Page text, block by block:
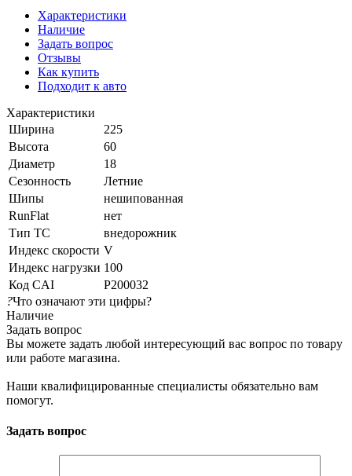
Характеристики
Наличие
Задать вопрос
Отзывы
Как купить
Подходит к авто
Характеристики
Ширина
225
Высота
60
Диаметр
18
Сезонность
Летние
Шипы
нешипованная
RunFlat
нет
Тип ТС
внедорожник
Индекс скорости V
Индекс нагрузки 100
Код CAI
P200032
?Что означают эти цифры?
Наличие
Задать вопрос
Вы можете задать любой интересующий вас вопрос по товару
или работе магазина.
Наши квалифицированные специалисты обязательно вам
помогут.
Задать вопрос